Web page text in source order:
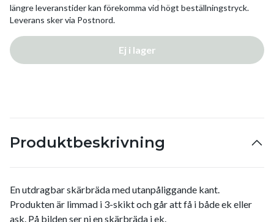
längre leveranstider kan förekomma vid högt beställningstryck.
Leverans sker via Postnord.
Ej i lager
Produktbeskrivning
En utdragbar skärbräda med utanpåliggande kant.
Produkten är limmad i 3-skikt och går att få i både ek eller
ask. På bilden ser ni en skärbräda i ek.